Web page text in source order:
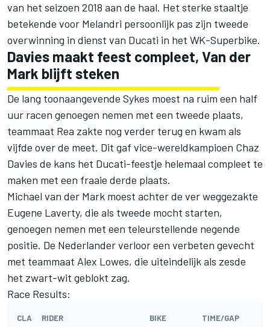
van het seizoen 2018 aan de haal. Het sterke staaltje
betekende voor Melandri persoonlijk pas zijn tweede
overwinning in dienst van Ducati in het WK-Superbike.
Davies maakt feest compleet, Van der
Mark blijft steken
De lang toonaangevende Sykes moest na ruim een half
uur racen genoegen nemen met een tweede plaats,
teammaat Rea zakte nog verder terug en kwam als
vijfde over de meet. Dit gaf vice-wereldkampioen Chaz
Davies de kans het Ducati-feestje helemaal compleet te
maken met een fraaie derde plaats.
Michael van der Mark moest achter de ver weggezakte
Eugene Laverty, die als tweede mocht starten,
genoegen nemen met een teleurstellende negende
positie. De Nederlander verloor een verbeten gevecht
met teammaat Alex Lowes, die uiteindelijk als zesde
het zwart-wit geblokt zag.
Race Results:
CLA RIDER BIKE TIME/GAP